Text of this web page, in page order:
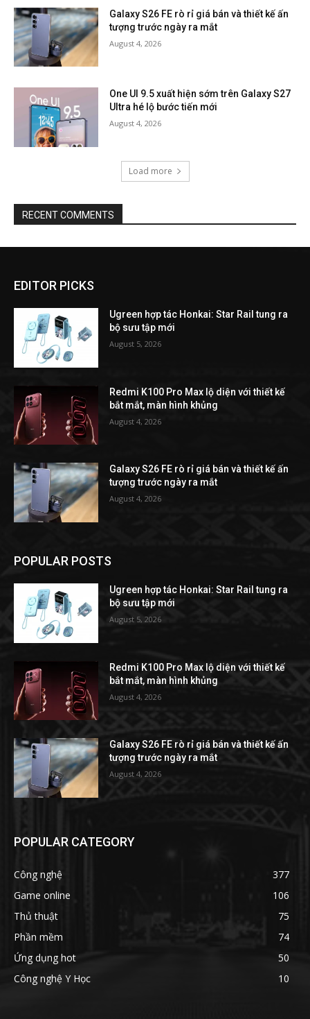
Galaxy S26 FE rò rỉ giá bán và thiết kế ấn
tượng trước ngày ra mắt
August 4, 2026
One UI 9.5 xuất hiện sớm trên Galaxy S27
Ultra hé lộ bước tiến mới
August 4, 2026
Load more
RECENT COMMENTS
EDITOR PICKS
Ugreen hợp tác Honkai: Star Rail tung ra
bộ sưu tập mới
August 5, 2026
Redmi K100 Pro Max lộ diện với thiết kế
bắt mắt, màn hình khủng
August 4, 2026
Galaxy S26 FE rò rỉ giá bán và thiết kế ấn
tượng trước ngày ra mắt
August 4, 2026
POPULAR POSTS
Ugreen hợp tác Honkai: Star Rail tung ra
bộ sưu tập mới
August 5, 2026
Redmi K100 Pro Max lộ diện với thiết kế
bắt mắt, màn hình khủng
August 4, 2026
Galaxy S26 FE rò rỉ giá bán và thiết kế ấn
tượng trước ngày ra mắt
August 4, 2026
POPULAR CATEGORY
Công nghệ
377
Game online
106
Thủ thuật
75
Phần mềm
74
Ứng dụng hot
50
Công nghệ Y Học
10